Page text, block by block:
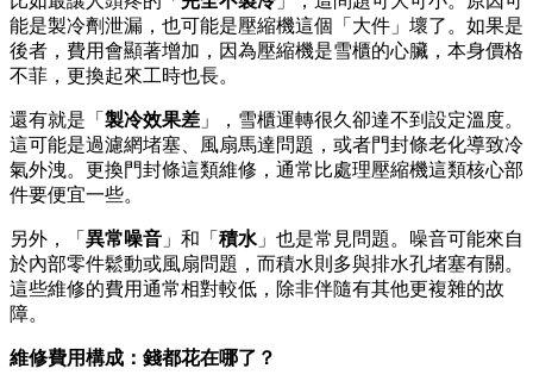
能是製冷劑泄漏，也可能是壓縮機這個「大件」壞了。如果是
後者，費用會顯著增加，因為壓縮機是雪櫃的心臟，本身價格
不菲，更換起來工時也長。
還有就是「 製冷效果差 」，雪櫃運轉很久卻達不到設定溫度。
這可能是過濾網堵塞、風扇馬達問題，或者門封條老化導致冷
氣外洩。更換門封條這類維修，通常比處理壓縮機這類核心部
件要便宜一些。
另外，「 異常噪音 」和「 積水 」也是常見問題。噪音可能來自
於內部零件鬆動或風扇問題，而積水則多與排水孔堵塞有關。
這些維修的費用通常相對較低，除非伴隨有其他更複雜的故
障。
維修費用構成：錢都花在哪了？